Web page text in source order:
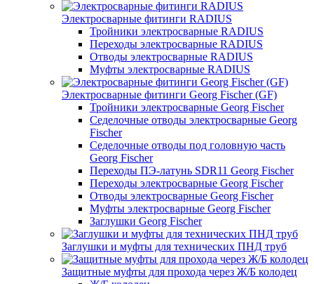
Электросварные фитинги RADIUS
Тройники электросварные RADIUS
Переходы электросварные RADIUS
Отводы электросварные RADIUS
Муфты электросварные RADIUS
Электросварные фитинги Georg Fischer (GF)
Тройники электросварные Georg Fischer
Седелочные отводы электросварные Georg
Fischer
Седелочные отводы под головную часть
Georg Fischer
Переходы ПЭ-латунь SDR11 Georg Fischer
Переходы электросварные Georg Fischer
Отводы электросварные Georg Fischer
Муфты электросварные Georg Fischer
Заглушки Georg Fischer
Заглушки и муфты для технических ПНД труб
Защитные муфты для прохода через Ж/Б колодец